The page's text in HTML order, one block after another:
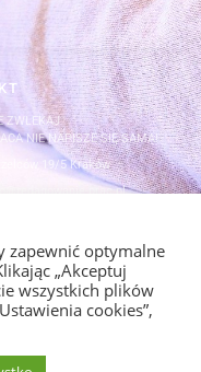
ZWLEKAJ
NIE NAPISZE SIĘ SAMA!
19/5 Kraków
prac.pl
redagowaniepracpl
zapewnić optymalne
„Akceptuj
wszystkich plików
cookies”,